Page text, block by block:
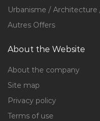
Urbanisme /
Autres Offers
About the Website
About the company
Site map
Privacy policy
Terms of use